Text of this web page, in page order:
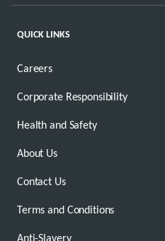
QUICK LINKS
Careers
Corporate Responsibility
Health and Safety
About Us
Contact Us
Terms and Conditions
Anti-Slavery